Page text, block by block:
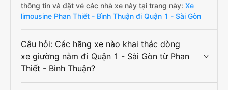
thông tin và đặt vé các nhà xe này tại trang này: Xe
limousine Phan Thiết - Bình Thuận đi Quận 1 - Sài Gòn
Câu hỏi: Các hãng xe nào khai thác dòng
xe giường nằm đi Quận 1 - Sài Gòn từ Phan
Thiết - Bình Thuận?